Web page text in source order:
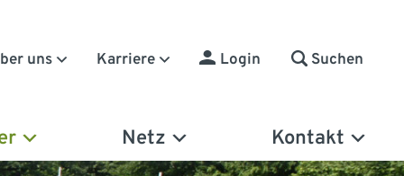
uns Karriere Login Suchen
Netz Kontakt